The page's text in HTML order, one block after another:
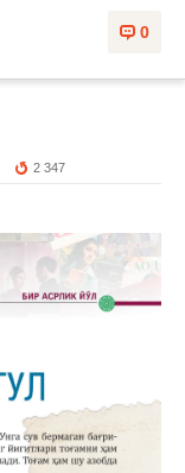
0
2 347